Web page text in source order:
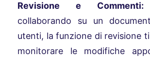
Revisione e Commenti:
collaborando su un
utenti, la funzione di revisione
monitorare le modifiche